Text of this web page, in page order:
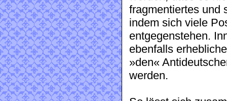
fragmentiertes und
indem sich viele
entgegenstehen.
ebenfalls
»den«
werden.